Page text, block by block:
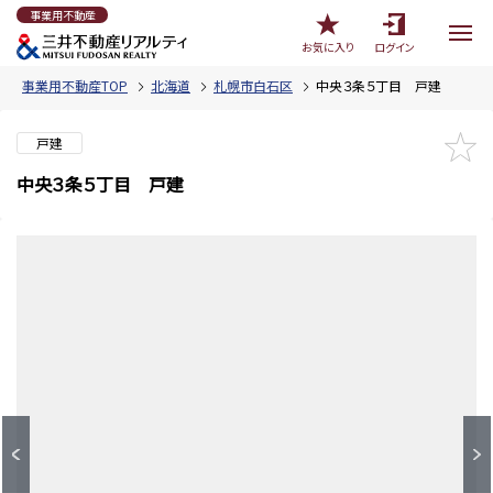
事業用不動産
お気に入り
ログイン
事業用不動産TOP 北海道 札幌市白石区 中央３条５丁目 戸建
戸建
中央３条５丁目 戸建